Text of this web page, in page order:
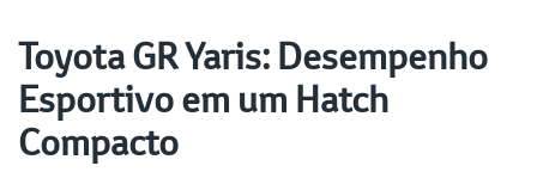
Toyota GR Yaris: Desempenho
Esportivo em um Hatch
Compacto